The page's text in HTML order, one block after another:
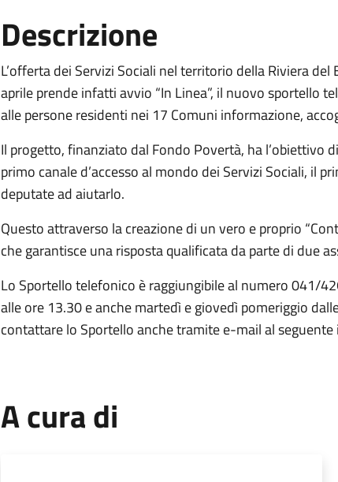
Descrizione
L’offerta dei Servizi Sociali nel territorio della Riviera
aprile prende infatti avvio “In Linea”, il nuovo sportello
alle persone residenti nei 17 Comuni informazione,
Il progetto, finanziato dal Fondo Povertà, ha l’obiettivo
primo canale d’accesso al mondo dei Servizi Sociali, il
deputate ad aiutarlo.
Questo attraverso la creazione di un vero e proprio
che garantisce una risposta qualificata da parte di due
Lo Sportello telefonico è raggiungibile al numero 041/
alle ore 13.30 e anche martedì e giovedì pomeriggio
contattare lo Sportello anche tramite e-mail al
A cura di